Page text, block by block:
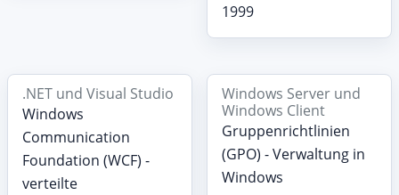
1999
.NET und Visual Studio
Windows
Communication
Foundation (WCF) -
verteilte
Windows Server und
Windows Client
Gruppenrichtlinien
(GPO) - Verwaltung in
Windows